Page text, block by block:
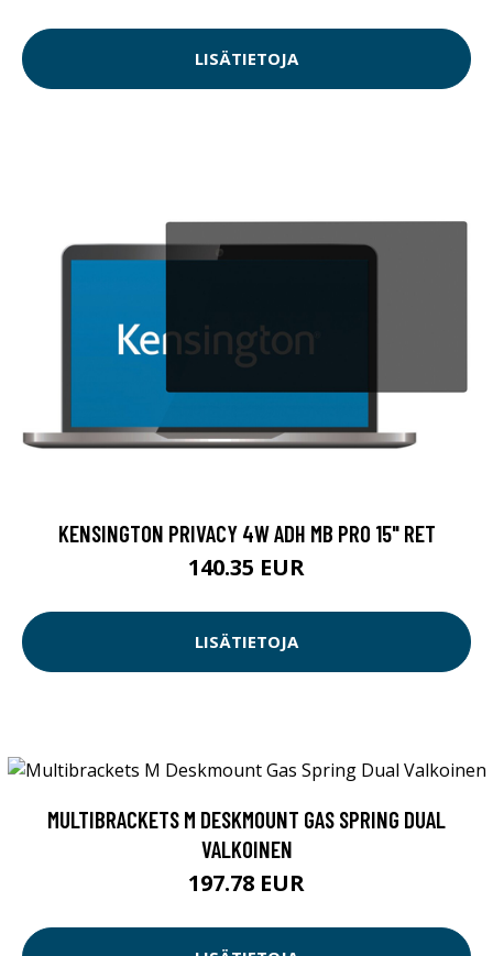
LISÄTIETOJA
KENSINGTON PRIVACY 4W ADH MB PRO 15" RET
140.35 EUR
LISÄTIETOJA
MULTIBRACKETS M DESKMOUNT GAS SPRING DUAL
VALKOINEN
197.78 EUR